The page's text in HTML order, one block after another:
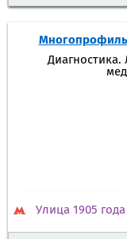
Улица 1905 года